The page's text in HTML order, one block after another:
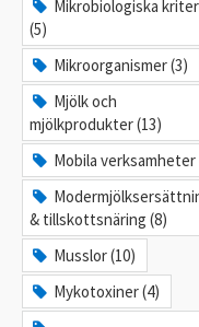
Mikrobiologiska
(5)
Mikroorganismer (3)
Mjölk och
mjölkprodukter (13)
Mobila verksamheter
& tillskottsnäring (8)
Musslor (10)
Mykotoxiner (4)